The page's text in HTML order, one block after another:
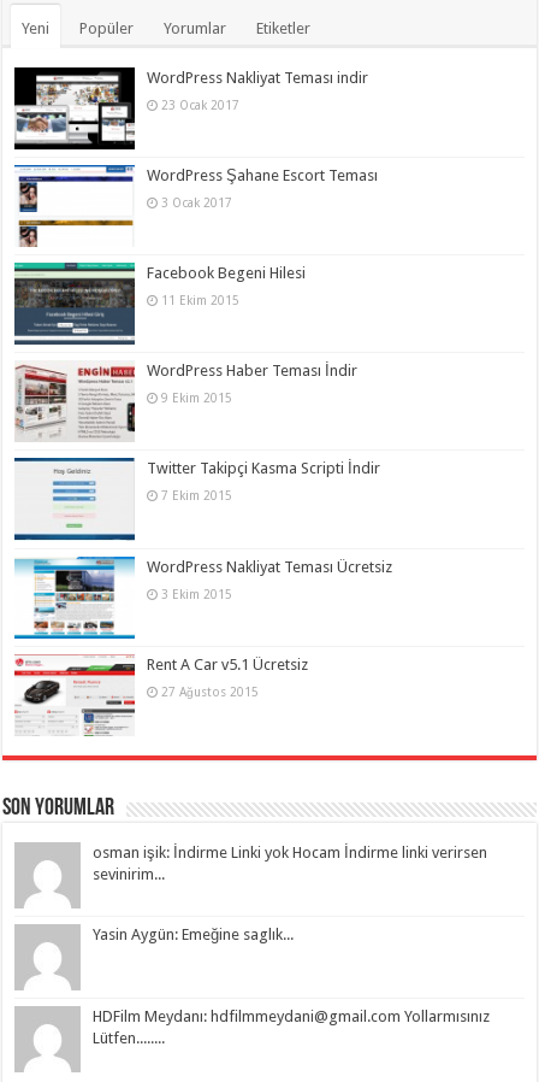
Yeni Popüler Yorumlar Etiketler
WordPress Nakliyat Teması indir
23 Ocak 2017
WordPress Şahane Escort Teması
3 Ocak 2017
Facebook Begeni Hilesi
11 Ekim 2015
WordPress Haber Teması İndir
9 Ekim 2015
Twitter Takipçi Kasma Scripti İndir
7 Ekim 2015
WordPress Nakliyat Teması Ücretsiz
3 Ekim 2015
Rent A Car v5.1 Ücretsiz
27 Ağustos 2015
Son Yorumlar
osman işik: İndirme Linki yok Hocam İndirme linki verirsen
sevinirim...
Yasin Aygün: Emeğine saglık...
HDFilm Meydanı: hdfilmmeydani@gmail.com Yollarmısınız
Lütfen........